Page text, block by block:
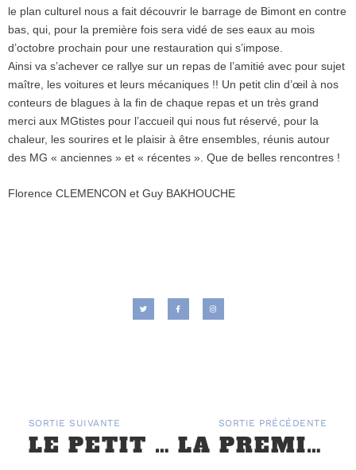
le plan culturel nous a fait découvrir le barrage de Bimont en contre
bas, qui, pour la première fois sera vidé de ses eaux au mois
d’octobre prochain pour une restauration qui s’impose.
Ainsi va s’achever ce rallye sur un repas de l’amitié avec pour sujet
maître, les voitures et leurs mécaniques !! Un petit clin d’œil à nos
conteurs de blagues à la fin de chaque repas et un très grand
merci aux MGtistes pour l’accueil qui nous fut réservé, pour la
chaleur, les sourires et le plaisir à être ensembles, réunis autour
des MG « anciennes » et « récentes ». Que de belles rencontres !
Florence CLEMENCON et Guy BAKHOUCHE
SORTIE SUIVANTE
LE PETIT SOLOGNOT, « L’AUTOMNE DES FLEURS DE LYS » – 9,10 ET 11 SEPTEMBRE 2016
SORTIE PRÉCÉDENTE
LA PREMIÈRE ‘NORMANDINE’ LES 9 ET 10 JUIN 2018